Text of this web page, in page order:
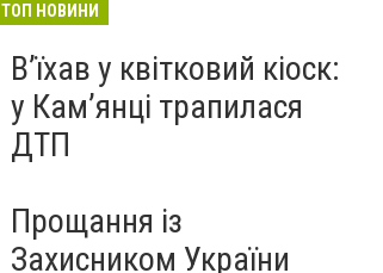
ТОП НОВИНИ
Вʼїхав у квітковий кіоск:
у Камʼянці трапилася
ДТП
Прощання із
Захисником України